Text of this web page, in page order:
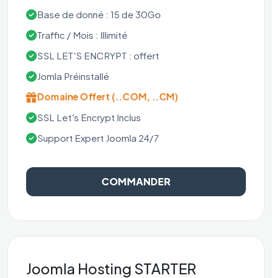
Base de donné : 15 de 30Go
Traffic / Mois : Illimité
SSL LET'S ENCRYPT : offert
Jomla Préinstallé
Domaine Offert (..COM, ..CM)
SSL Let's Encrypt Inclus
Support Expert Joomla 24/7
COMMANDER
Joomla Hosting STARTER